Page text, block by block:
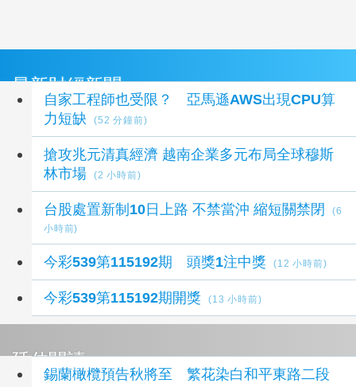
最新財經新聞
自家工程師也受限？ 亞馬遜AWS出現CPU算
力短缺
(52 分鐘前)
搶攻兆元清真經濟 越南企業多元布局全球穆斯
林市場
(2 小時前)
台股處置新制10日上路 不禁當沖 縮短關禁閉
(6
小時前)
今彩539第115192期 頭獎1注中獎 (12 小時前)
今彩539第115192期開獎 (13 小時前)
延伸閱讀
錫蘭橄欖預告秋將至 繁花染白和平東路二段